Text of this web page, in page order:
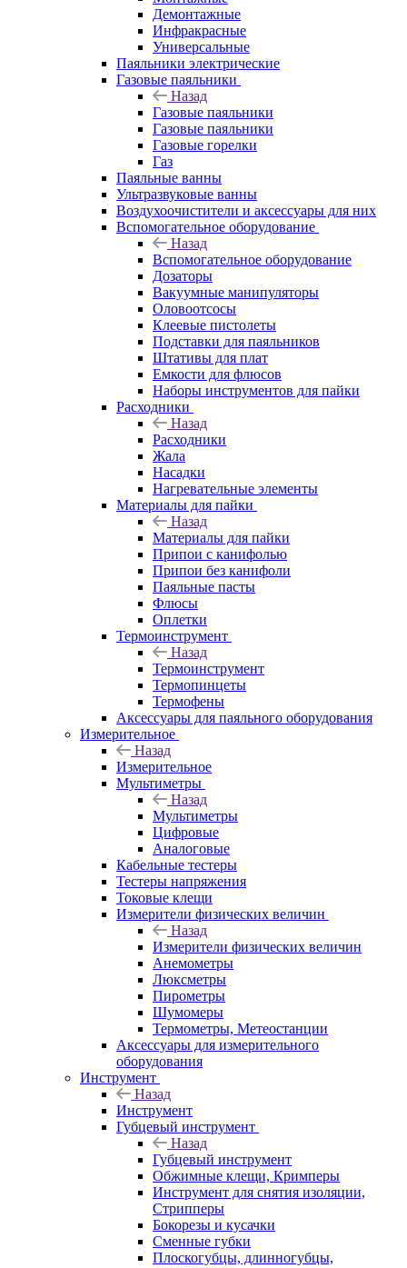
Демонтажные
Инфракрасные
Универсальные
Паяльники электрические
Газовые паяльники
Назад
Газовые паяльники
Газовые паяльники
Газовые горелки
Газ
Паяльные ванны
Ультразвуковые ванны
Воздухоочистители и аксессуары для них
Вспомогательное оборудование
Назад
Вспомогательное оборудование
Дозаторы
Вакуумные манипуляторы
Оловоотсосы
Клеевые пистолеты
Подставки для паяльников
Штативы для плат
Емкости для флюсов
Наборы инструментов для пайки
Расходники
Назад
Расходники
Жала
Насадки
Нагревательные элементы
Материалы для пайки
Назад
Материалы для пайки
Припои с канифолью
Припои без канифоли
Паяльные пасты
Флюсы
Оплетки
Термоинструмент
Назад
Термоинструмент
Термопинцеты
Термофены
Аксессуары для паяльного оборудования
Измерительное
Назад
Измерительное
Мультиметры
Назад
Мультиметры
Цифровые
Аналоговые
Кабельные тестеры
Тестеры напряжения
Токовые клещи
Измерители физических величин
Назад
Измерители физических величин
Анемометры
Люксметры
Пирометры
Шумомеры
Термометры, Метеостанции
Аксессуары для измерительного
оборудования
Инструмент
Назад
Инструмент
Губцевый инструмент
Назад
Губцевый инструмент
Обжимные клещи, Кримперы
Инструмент для снятия изоляции,
Стрипперы
Бокорезы и кусачки
Сменные губки
Плоскогубцы, длинногубцы,